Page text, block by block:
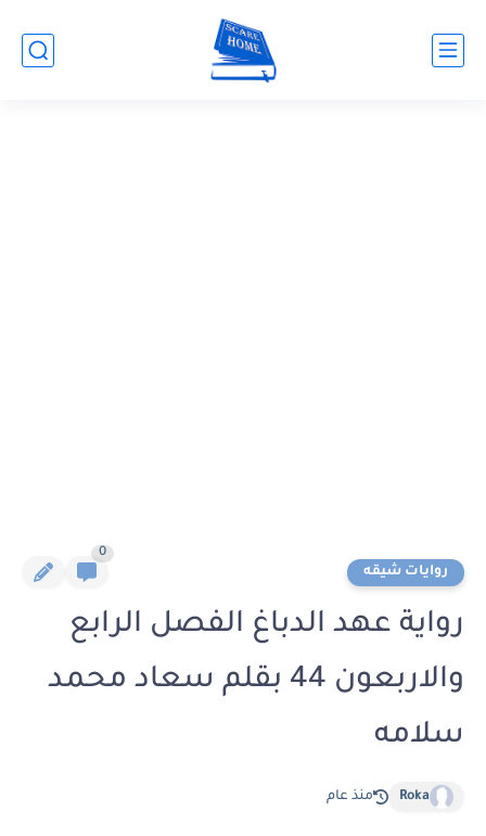
روايات شيقه
0
رواية عهد الدباغ الفصل الرابع
والاربعون 44 بقلم سعاد محمد
سلامه
Roka منذ عام